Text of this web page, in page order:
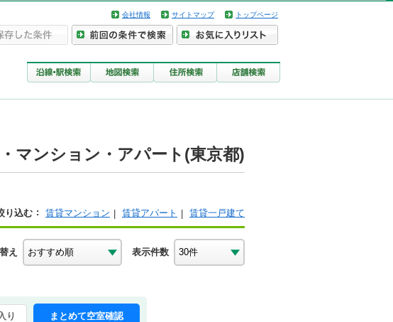
会社情報 サイトマップ トップページ
マンション・アパート(東京都)
り込む 賃貸マンション 賃貸アパート 賃貸一戸建て
え 表示件数
り まとめて空室確認